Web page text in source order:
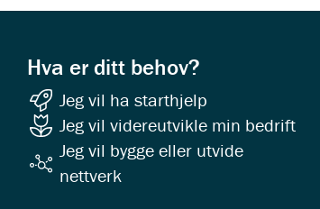
Hva er ditt behov?
Jeg vil ha starthjelp
Jeg vil videreutvikle min bedrift
Jeg vil bygge eller utvide
nettverk